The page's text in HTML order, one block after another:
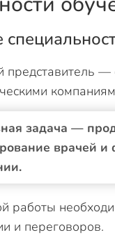
представитель
задача —
врачей и
работы
и переговоров.